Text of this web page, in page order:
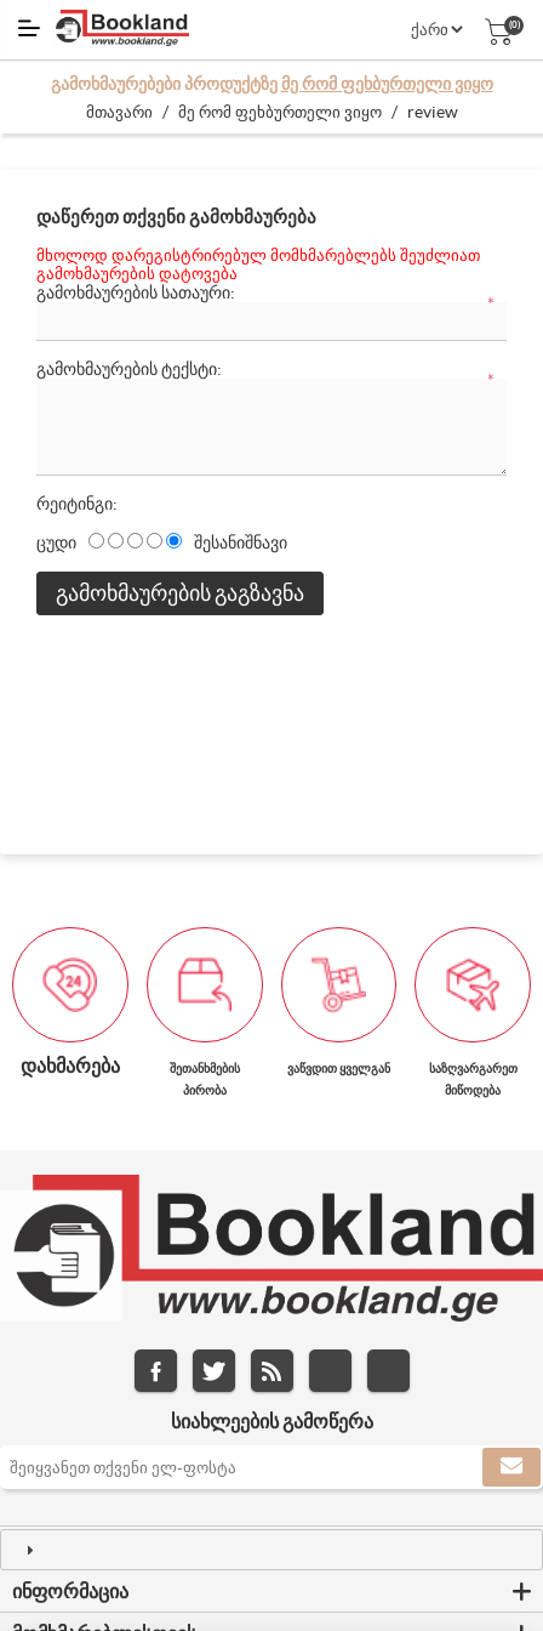
(0)
ᲒᲐᲛᲝᲮᲛᲐᲣᲠᲔᲑᲔᲑᲘ ᲞᲠᲝᲓᲣᲥᲢᲖᲔᲛᲔ ᲠᲝᲛ ᲤᲔᲮᲑᲣᲠᲗᲔᲚᲘ ᲕᲘᲧᲝ
მთავარი / მე რომ ფეხბურთელი ვიყო / review
ᲓᲐᲬᲔᲠᲔᲗ ᲗᲥᲕᲔᲜᲘ ᲒᲐᲛᲝᲮᲛᲐᲣᲠᲔᲑᲐ
მხოლოდ დარეგისტრირებულ მომხმარებლებს შეუძლიათ
გამოხმაურების დატოვება
ᲒᲐᲛᲝᲮᲛᲐᲣᲠᲔᲑᲘᲡ ᲡᲐᲗᲐᲣᲠᲘ:
*
ᲒᲐᲛᲝᲮᲛᲐᲣᲠᲔᲑᲘᲡ ᲢᲔᲥᲡᲢᲘ:
*
რეიტინგი:
ცუდი
შესანიშნავი
ᲒᲐᲛᲝᲮᲛᲐᲣᲠᲔᲑᲘᲡ ᲒᲐᲒᲖᲐᲕᲜᲐ
ᲓᲐᲮᲛᲐᲠᲔᲑᲐ
ᲨᲔᲗᲐᲜᲮᲛᲔᲑᲘᲡ
ᲞᲘᲠᲝᲑᲐ
ᲕᲐᲬᲕᲓᲘᲗ ᲧᲕᲔᲚᲒᲐᲜ
ᲡᲐᲖᲦᲕᲐᲠᲒᲐᲠᲔᲗ
ᲛᲘᲬᲝᲓᲔᲑᲐ
ᲡᲘᲐᲮᲚᲔᲔᲑᲘᲡ ᲒᲐᲛᲝᲬᲔᲠᲐ
ᲘᲜᲤᲝᲠᲛᲐᲪᲘᲐ